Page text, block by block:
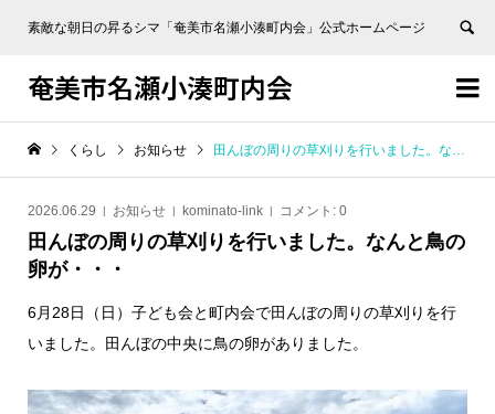
素敵な朝日の昇るシマ「奄美市名瀬小湊町内会」公式ホームページ

奄美市名瀬小湊町内会 
くらし お知らせ 田んぼの周りの草刈りを行いました。なんと鳥の卵が・・・
2026.06.29 お知らせ kominato-link コメント: 0
田んぼの周りの草刈りを行いました。なんと鳥の
卵が・・・
6月28日（日）子ども会と町内会で田んぼの周りの草刈りを行
いました。田んぼの中央に鳥の卵がありました。